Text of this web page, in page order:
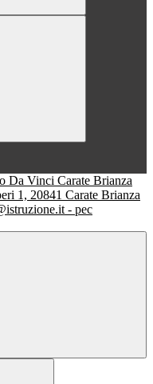
1, 20841 Carate Brianza
- pec